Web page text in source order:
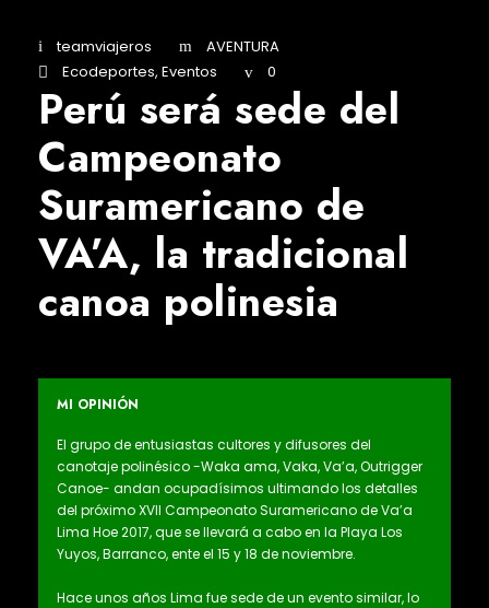
teamviajeros
AVENTURA
Ecodeportes, Eventos 0
Perú será sede del
Campeonato
Suramericano de
VA’A, la tradicional
canoa polinesia
MI OPINIÓN
El grupo de entusiastas cultores y difusores del
canotaje polinésico -Waka ama, Vaka, Va’a, Outrigger
Canoe- andan ocupadísimos ultimando los detalles
del próximo XVII Campeonato Suramericano de Va’a
Lima Hoe 2017, que se llevará a cabo en la Playa Los
Yuyos, Barranco, ente el 15 y 18 de noviembre.
Hace unos años Lima fue sede de un evento similar, lo